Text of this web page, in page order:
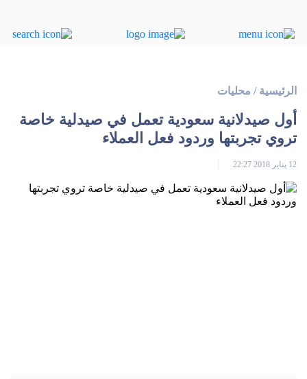
الرئيسية / محليات
أول صيدلانية سعودية تعمل في صيدلية خاصة
تروي تجربتها وردود فعل العملاء
12 يناير 2018 22:27